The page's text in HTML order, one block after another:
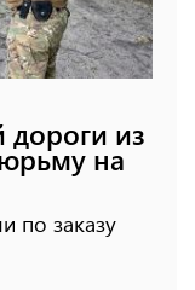
дороги из
на
по заказу